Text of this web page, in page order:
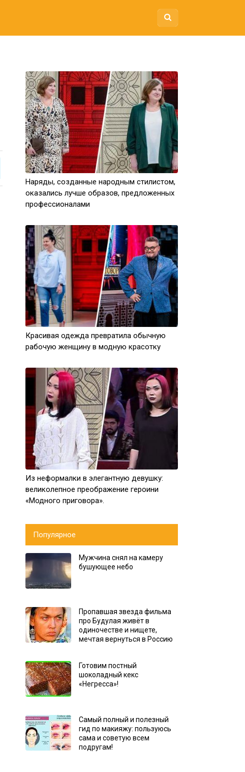
Наряды, созданные народным стилистом,
оказались лучше образов, предложенных
профессионалами
Красивая одежда превратила обычную
рабочую женщину в модную красотку
Из неформалки в элегантную девушку:
великолепное преображение героини
«Модного приговора».
Популярное
Мужчина снял на камеру
бушующее небо
Пропавшая звезда фильма
про Будулая живёт в
одиночестве и нищете,
мечтая вернуться в Россию
Готовим постный
шоколадный кекс
«Негресса»!
Самый полный и полезный
гид по макияжу: пользуюсь
сама и советую всем
подругам!